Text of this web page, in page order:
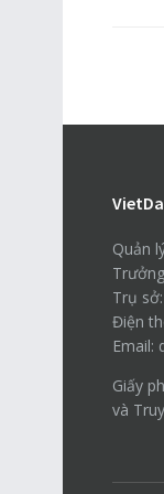
Quản
Trụ
Điện
Email:
Giấy
và